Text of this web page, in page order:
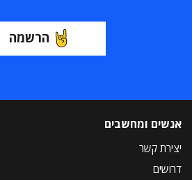
הרשמה
אנשים ומחשבים
יצירת קשר
דרושים